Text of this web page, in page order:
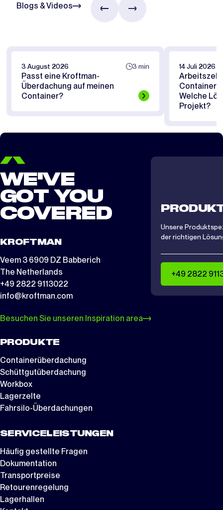
Blogs & Videos
3 August 2026 3 min
Passt eine Kroftman-
Überdachung auf meinen
Container?
14 Juli 2026
Arbeitszelt
Welche
Projekt?
WE'VE
GOT YOU
COVERED
KROFTMAN
Veem 3 6909 DZ Babberich
The Netherlands
+49 2822 9113022
info@kroftman.com
Besuchen Sie unseren Inspiration area
PRODUKTE
Containerüberdachung
Schüttgutüberdachung
Workbox
Lagerzelte
Fahrsilo-Überdachungen
SERVICELEISTUNGEN
Häufig gestellte Fragen
Dokumentation
Transportpreise
Retourenregelung
Lagerhallen
Unsere
der richtigen
+49 2822